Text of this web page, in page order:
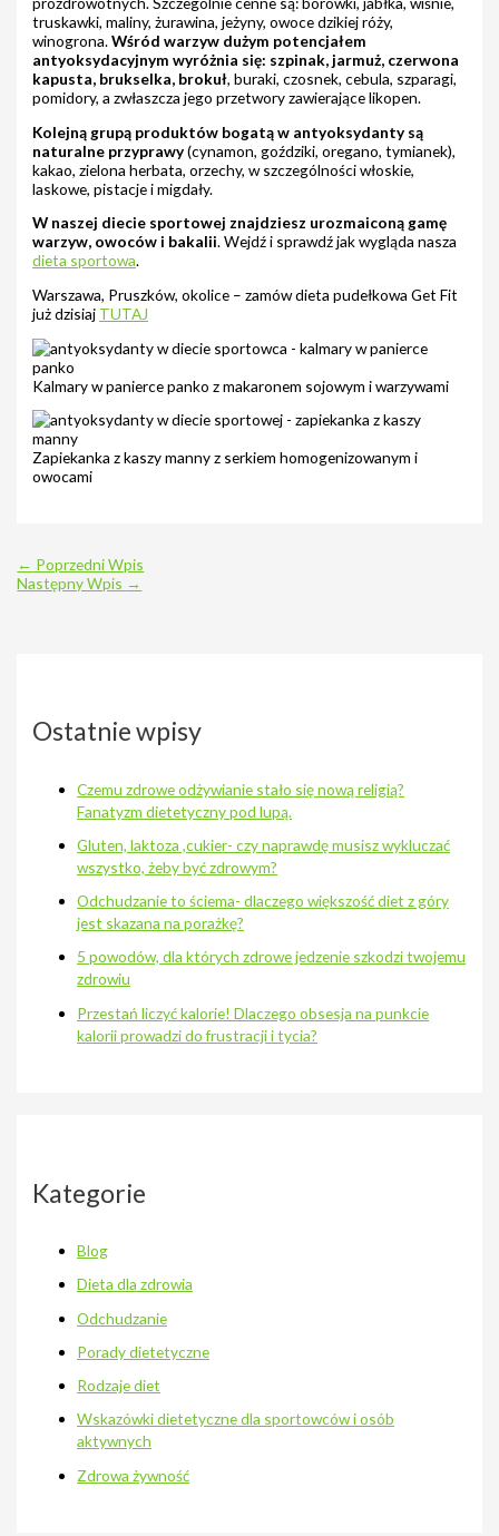
truskawki, maliny, żurawina, jeżyny, owoce dzikiej róży,
winogrona.Wśród warzyw dużym potencjałem
antyoksydacyjnym wyróżnia się: szpinak, jarmuż, czerwona
kapusta, brukselka, brokuł, buraki, czosnek, cebula, szparagi,
pomidory, a zwłaszcza jego przetwory zawierające likopen.
Kolejną grupą produktów bogatą w antyoksydanty są
naturalne przyprawy(cynamon, goździki, oregano, tymianek),
kakao, zielona herbata, orzechy, w szczególności włoskie,
laskowe, pistacje i migdały.
W naszej diecie sportowej znajdziesz urozmaiconą gamę
warzyw, owoców i bakalii. Wejdź i sprawdź jak wygląda nasza
dieta sportowa.
Warszawa, Pruszków, okolice – zamów dieta pudełkowa Get Fit
już dzisiaj TUTAJ
Kalmary w panierce panko z makaronem sojowym i warzywami
Zapiekanka z kaszy manny z serkiem homogenizowanym i
owocami
← Poprzedni Wpis
Następny Wpis →
Ostatnie wpisy
Czemu zdrowe odżywianie stało się nową religią?
Fanatyzm dietetyczny pod lupą.
Gluten, laktoza ,cukier- czy naprawdę musisz wykluczać
wszystko, żeby być zdrowym?
Odchudzanie to ściema- dlaczego większość diet z góry
jest skazana na porażkę?
5 powodów, dla których zdrowe jedzenie szkodzi twojemu
zdrowiu
Przestań liczyć kalorie! Dlaczego obsesja na punkcie
kalorii prowadzi do frustracji i tycia?
Kategorie
Blog
Dieta dla zdrowia
Odchudzanie
Porady dietetyczne
Rodzaje diet
Wskazówki dietetyczne dla sportowców i osób
aktywnych
Zdrowa żywność